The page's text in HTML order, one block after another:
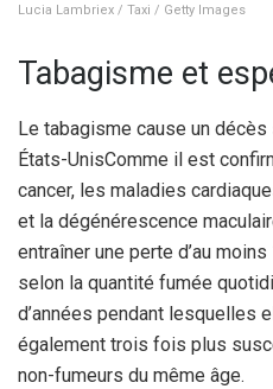
Lucia Lambriex / Taxi / Getty Images
Tabagisme et
Le tabagisme cause un
États-UnisComme il est
cancer, les maladies
et la dégénérescence
entraîner une perte d’au
selon la quantité fumée
d’années pendant lesquelles
également trois fois plus
non-fumeurs du même âge.